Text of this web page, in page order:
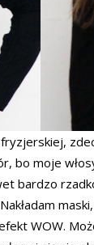
bo moje
bardzo
WOW.